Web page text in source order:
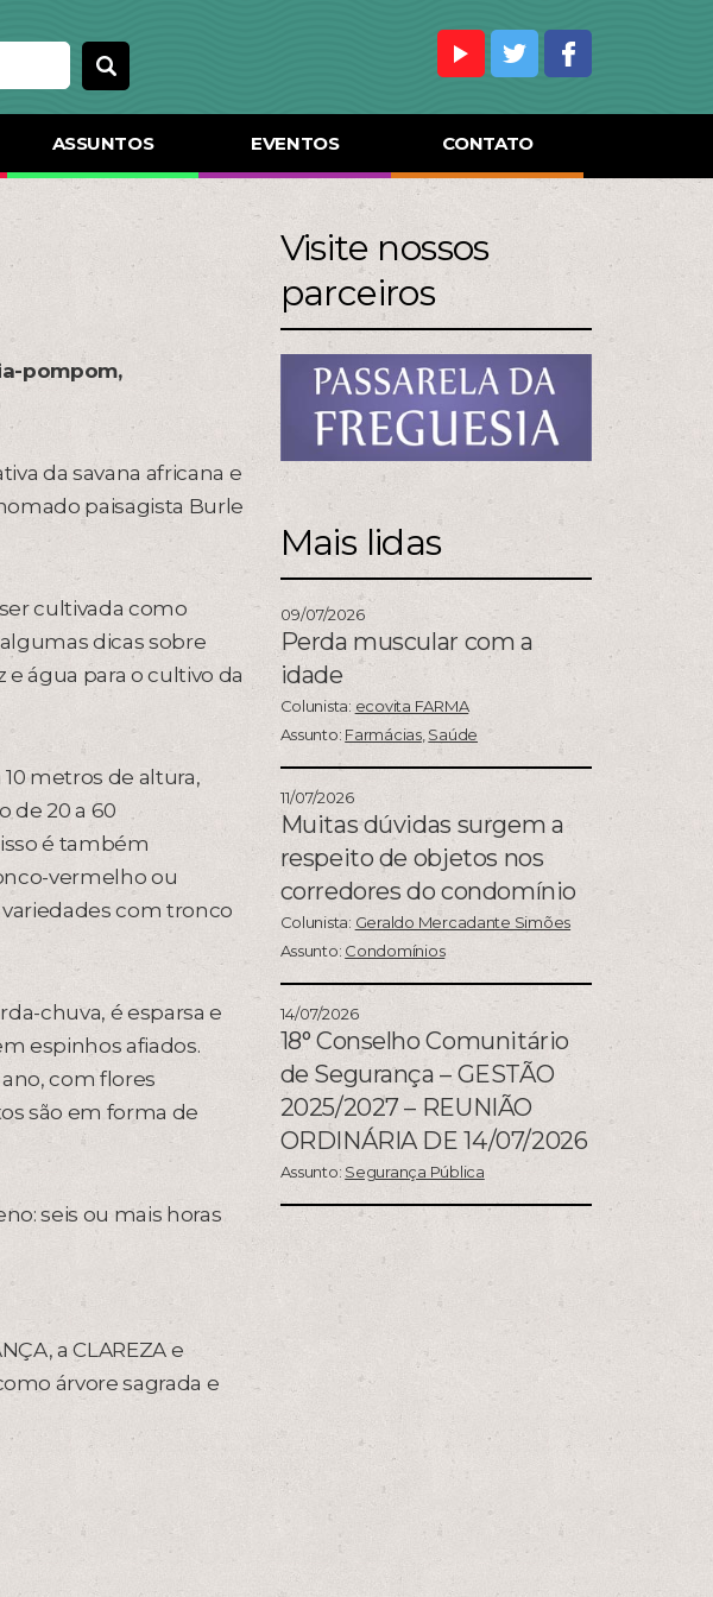
ASSUNTOS EVENTOS CONTATO
pompom,
da savana africana e
paisagista Burle
cultivada como
dicas sobre
água para o cultivo da
metros de altura,
de 20 a 60
é também
vermelho ou
com tronco
chuva, é esparsa e
espinhos afiados.
com flores
são em forma de
seis ou mais horas
a CLAREZA e
árvore sagrada e
Visite nossos
parceiros
Mais lidas
09/07/2026
Perda muscular com a
idade
Colunista: ecovita FARMA
Assunto: Farmácias, Saúde
11/07/2026
Muitas dúvidas surgem a
respeito de objetos nos
corredores do condomínio
Colunista: Geraldo Mercadante Simões
Assunto: Condomínios
14/07/2026
18° Conselho Comunitário
de Segurança – GESTÃO
2025/2027 – REUNIÃO
ORDINÁRIA DE 14/07/2026
Assunto: Segurança Pública